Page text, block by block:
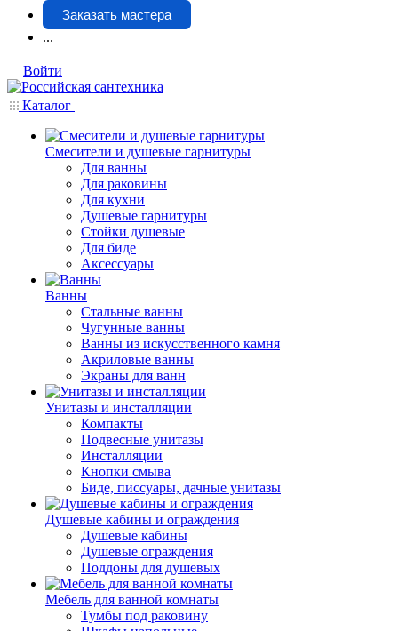
Заказать мастера
...
Войти
Каталог
Смесители и душевые гарнитуры
Для ванны
Для раковины
Для кухни
Душевые гарнитуры
Стойки душевые
Для биде
Аксессуары
Ванны
Стальные ванны
Чугунные ванны
Ванны из искусственного камня
Акриловые ванны
Экраны для ванн
Унитазы и инсталляции
Компакты
Подвесные унитазы
Инсталляции
Кнопки смыва
Биде, писсуары, дачные унитазы
Душевые кабины и ограждения
Душевые кабины
Душевые ограждения
Поддоны для душевых
Мебель для ванной комнаты
Тумбы под раковину